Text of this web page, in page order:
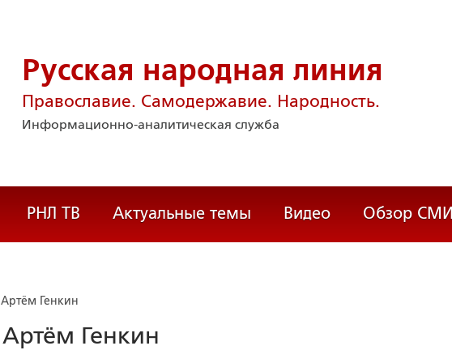
Русская народная линия
Православие. Самодержавие. Народность.
Информационно-аналитическая служба
РНЛ ТВ Актуальные темы Видео Обзор СМИ
Артём Генкин
Артём Генкин